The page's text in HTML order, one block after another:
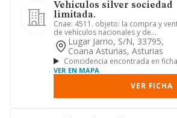
Vehiculos silver sociedad
limitada.
Cnae: 4511. objeto: la compra y
de vehículos nacionales y de
importación; el mantenimiento, p...
Lugar Jarrio, S/n, 33795,
Coana Asturias, Asturias
Coincidencia encontrada en ficha
VER EN MAPA
VER FICHA